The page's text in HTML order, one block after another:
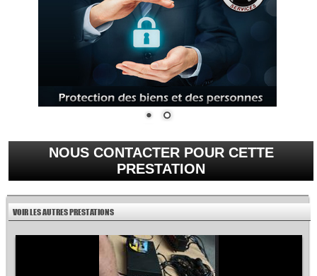
NOUS CONTACTER POUR CETTE
PRESTATION
VOIR LES AUTRES PRESTATIONS